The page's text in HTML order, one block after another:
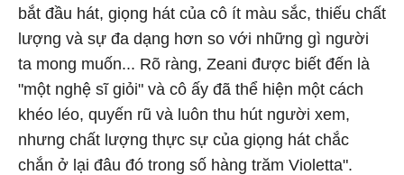
bắt đầu hát, giọng hát của cô ít màu sắc, thiếu chất
lượng và sự đa dạng hơn so với những gì người
ta mong muốn... Rõ ràng, Zeani được biết đến là
"một nghệ sĩ giỏi" và cô ấy đã thể hiện một cách
khéo léo, quyến rũ và luôn thu hút người xem,
nhưng chất lượng thực sự của giọng hát chắc
chắn ở lại đâu đó trong số hàng trăm Violetta".